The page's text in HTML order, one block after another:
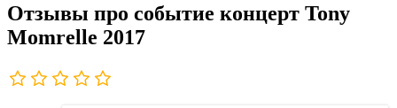
Отзывы про событие концерт Tony
Momrelle 2017